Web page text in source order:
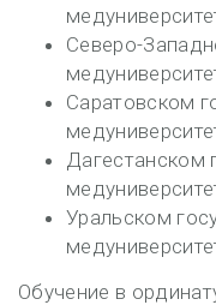
Северо-
Саратовском
Дагестанском
Уральском
Обучение в